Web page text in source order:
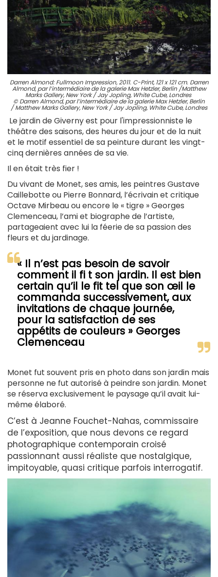
Darren Almond: Fullmoon Impression, 2011. C-Print, 121 x 121 cm. Darren
Almond, par l’intermédiaire de la galerie Max Hetzler, Berlin /Matthew
Marks Gallery, New York / Jay Jopling, White Cube, Londres
© Darren Almond, par l’intermédiaire de la galerie Max Hetzler, Berlin
/Matthew Marks Gallery, New York / Jay Jopling, White Cube, Londres
Le jardin de Giverny est pour l'impressionniste le
théâtre des saisons, des heures du jour et de la nuit
et le motif essentiel de sa peinture durant les vingt-
cinq dernières années de sa vie.
Il en était très fier !
Du vivant de Monet, ses amis, les peintres Gustave
Caillebotte ou Pierre Bonnard, l’écrivain et critique
Octave Mirbeau ou encore le « tigre » Georges
Clemenceau, l’ami et biographe de l’artiste,
partageaient avec lui la féerie de sa passion des
fleurs et du jardinage.
« Il n’est pas besoin de savoir
comment il fi t son jardin. Il est bien
certain qu’il le fit tel que son œil le
commanda successivement, aux
invitations de chaque journée,
pour la satisfaction de ses
appétits de couleurs » Georges
Clemenceau
Monet fut souvent pris en photo dans son jardin mais
personne ne fut autorisé à peindre son jardin. Monet
se réserva exclusivement le paysage qu’il avait lui-
même élaboré.
C’est à Jeanne Fouchet-Nahas, commissaire
de l’exposition, que nous devons ce regard
photographique contemporain croisé
passionnant aussi réaliste que nostalgique,
impitoyable, quasi critique parfois interrogatif.